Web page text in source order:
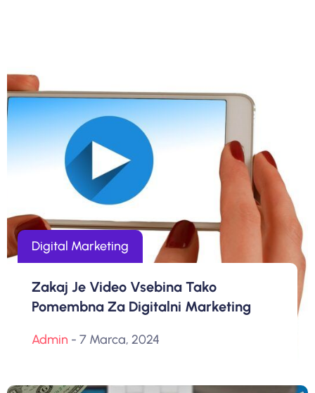
Digital Marketing
Zakaj Je Video Vsebina Tako
Pomembna Za Digitalni Marketing
Admin - 7 Marca, 2024